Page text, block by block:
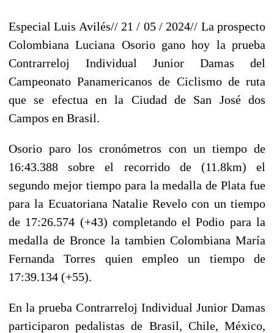
Especial Luis Avilés// 21 / 05 / 2024// La prospecto
Colombiana Luciana Osorio gano hoy la prueba
Contrarreloj Individual Junior Damas del
Campeonato Panamericanos de Ciclismo de ruta
que se efectua en la Ciudad de San José dos
Campos en Brasil.
Osorio paro los cronómetros con un tiempo de
16:43.388 sobre el recorrido de (11.8km) el
segundo mejor tiempo para la medalla de Plata fue
para la Ecuatoriana Natalie Revelo con un tiempo
de 17:26.574 (+43) completando el Podio para la
medalla de Bronce la tambien Colombiana María
Fernanda Torres quien empleo un tiempo de
17:39.134 (+55).
En la prueba Contrarreloj Individual Junior Damas
participaron pedalistas de Brasil, Chile, México,